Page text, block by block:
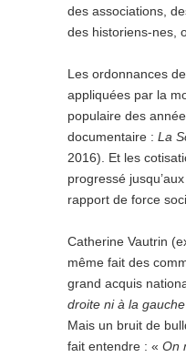
des associations,
des historiens-nes,
Les ordonnances
appliquées par la
populaire des
documentaire : La
2016). Et les
progressé
rapport de force
Catherine Vautrin
même fait des
grand acquis
droite ni à la gauche
Mais un bruit de
fait entendre : « On